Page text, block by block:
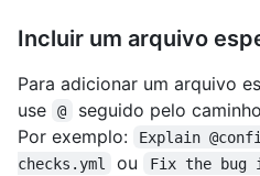
Incluir um arquivo
Para adicionar um arquivo
use
@
seguido pelo
Por exemplo:
Explain
checks.yml
ou Fix the bug